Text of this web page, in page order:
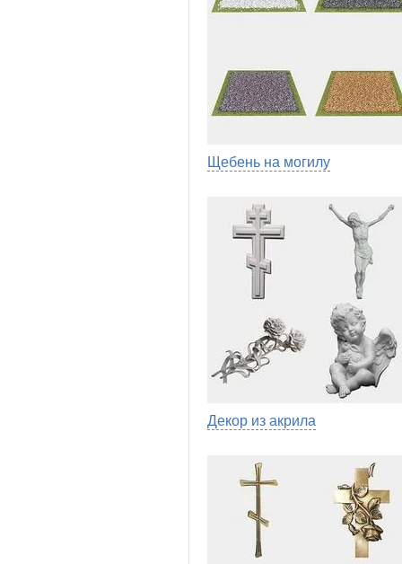
Щебень на могилу
Декор из акрила